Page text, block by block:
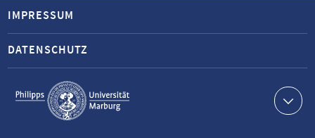
Service-
Navigation
IMPRESSUM
DATENSCHUTZ